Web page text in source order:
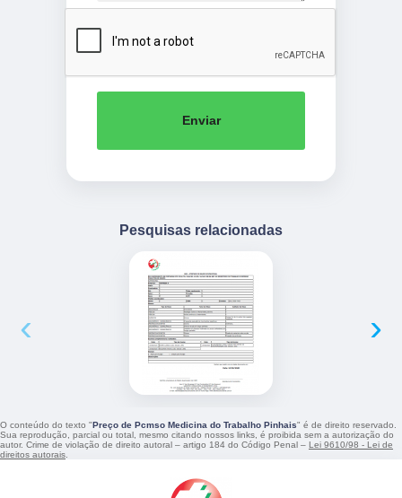
Enviar
Pesquisas relacionadas
‹ ›
O conteúdo do texto "Preço de Pcmso Medicina do Trabalho Pinhais" é de direito reservado.
Sua reprodução, parcial ou total, mesmo citando nossos links, é proibida sem a autorização do
autor. Crime de violação de direito autoral – artigo 184 do Código Penal – Lei 9610/98 - Lei de
direitos autorais